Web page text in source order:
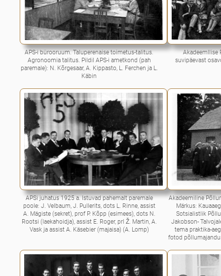
APS-i bürooruum. Taluperenaise toimetus-talitus.
Agronoomia talitus. Pildil APS-i ametkond (pah
paremale): N. Kõrgesaar, A. Kippasto, L. Ferchen ja L.
Käbin
Akadeemllise
suvipäevast
APSi juhatus 1925 a. Istuvad pahemalt paremale
poole: J. Velbaum, J. Pullerits, dots L. Rinne, assist
A. Mägiste (sekret), prof P. Kõpp (esimees), dots N.
Rootsi (laekahoidja), assist E. Roger, prl Ž. Martin, A.
Vask ja assist A. Käsebier (majaisa) (A. Lomp)
Akadeemiline
Märkus:
Sotsialistlik
Jakobson-
tema praktika-
fotod